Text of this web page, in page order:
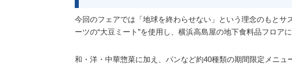
今回のフェアでは「地球を終わらせない」という理念のもとサ
ーツの“大豆ミート”を使用し、横浜高島屋の地下食料品フロア
和・洋・中華惣菜に加え、パンなど約40種類の期間限定メニュ